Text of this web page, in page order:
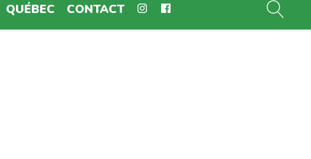
QUÉBEC CONTACT